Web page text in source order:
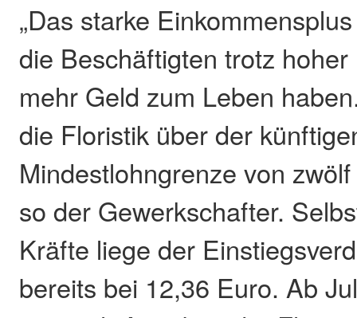
„Das starke
die Beschäftigten trotz
mehr Geld zum Leben
die Floristik über der
Mindestlohngrenze von
so der Gewerkschafter.
Kräfte liege der
bereits bei 12,36 Euro. Ab